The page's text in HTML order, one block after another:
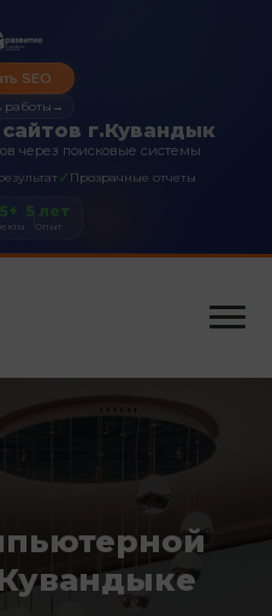
г.Кувандык
через поисковые системы
✓ Прозрачные отчеты
SEO
работы →
5 лет
Опыт